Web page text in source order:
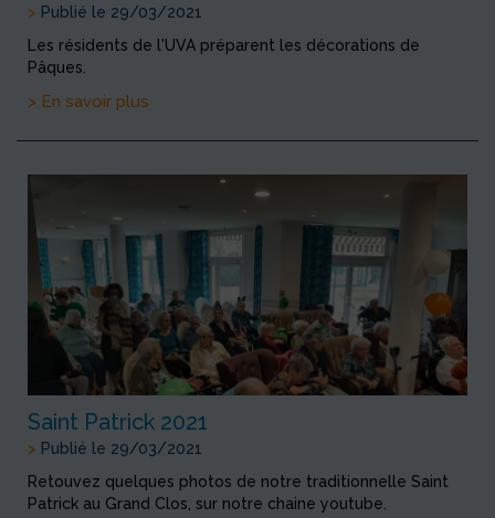
> Publié le 29/03/2021
Les résidents de l'UVA préparent les décorations de
Pâques.
> En savoir plus
Saint Patrick 2021
> Publié le 29/03/2021
Retouvez quelques photos de notre traditionnelle Saint
Patrick au Grand Clos, sur notre chaine youtube.